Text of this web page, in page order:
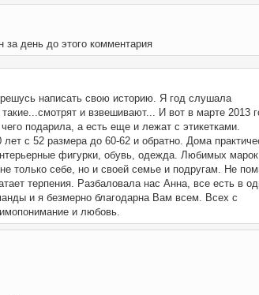
за день до этого комментария
написать свою историю. Я год слушала
и взвешивают... И вот в марте 2013
подарила, а есть еще и лежат с этикетками.
с 52 размера до 60-62 и обратно. Дома
фигурки, обувь, одежда. Любимых марок
только себе, но и своей семье и подругам. Не
терпения. Разбаловала нас Анна, все есть в
и я безмерно благодарна Вам всем. Всех с
и любовь.